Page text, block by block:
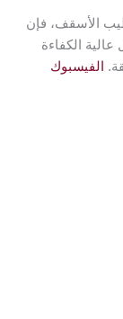
الأسقف، فإن
الكفاءة
الفيسبوك